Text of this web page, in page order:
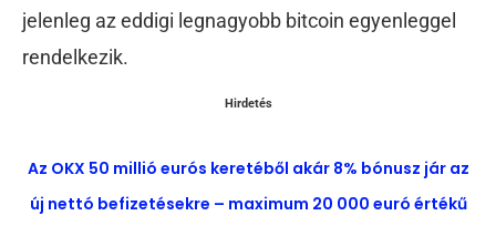
jelenleg az eddigi legnagyobb bitcoin egyenleggel
rendelkezik.
Hirdetés
Az OKX 50 millió eurós keretéből akár 8% bónusz jár az
új nettó befizetésekre – maximum 20 000 euró értékű